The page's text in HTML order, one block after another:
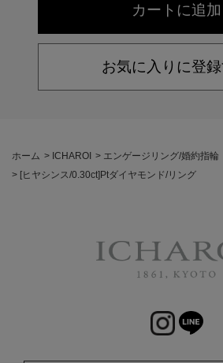
お気に入りに登
ホーム > ICHAROI > エンゲージリング/婚約指輪
> [ヒヤシンス/0.30ct]Ptダイヤモンド/リング